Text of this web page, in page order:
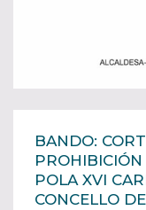
BANDO:
POLA XVI
CONCELLO